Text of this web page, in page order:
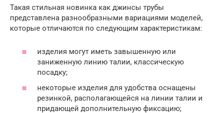
Такая стильная новинка как джинсы трубы
представлена разнообразными вариациями моделей,
которые отличаются по следующим характеристикам:
изделия могут иметь завышенную или
заниженную линию талии, классическую
посадку;
некоторые изделия для удобства оснащены
резинкой, располагающейся на линии талии и
придающей дополнительную фиксацию;